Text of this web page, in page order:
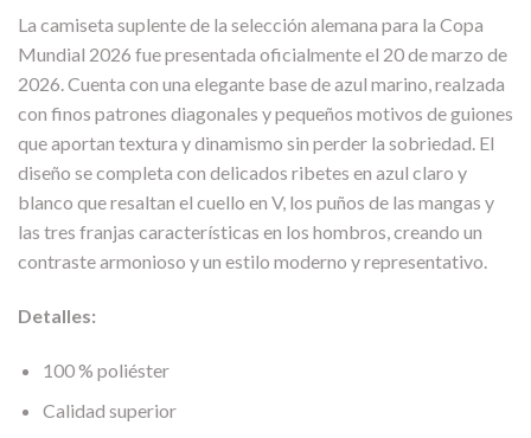
La camiseta suplente de la selección alemana para la Copa
Mundial 2026 fue presentada oficialmente el 20 de marzo de
2026. Cuenta con una elegante base de azul marino, realzada
con finos patrones diagonales y pequeños motivos de guiones
que aportan textura y dinamismo sin perder la sobriedad. El
diseño se completa con delicados ribetes en azul claro y
blanco que resaltan el cuello en V, los puños de las mangas y
las tres franjas características en los hombros, creando un
contraste armonioso y un estilo moderno y representativo.
Detalles:
100 % poliéster
Calidad superior